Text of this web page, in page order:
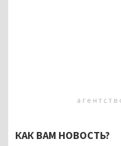
КАК ВАМ НОВОСТЬ?